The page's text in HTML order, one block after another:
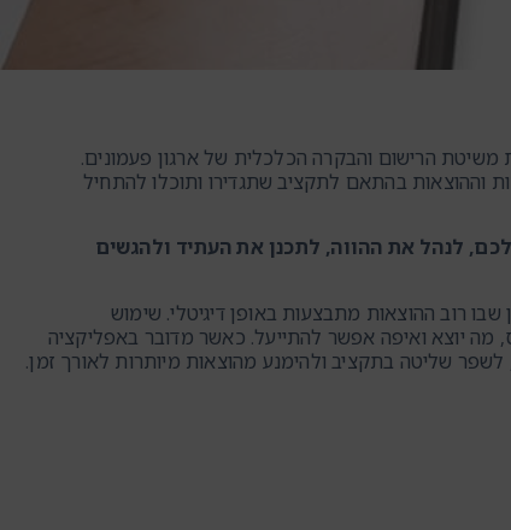
בהתאם לתקציב שתגדירו ותוכלו להתחיל
לנהל את ההווה, לתכנן את העתיד ולהגשים
רוב ההוצאות מתבצעות באופן דיגיטלי. שימוש
יוצא ואיפה אפשר להתייעל. כאשר מדובר באפליקציה
שליטה בתקציב ולהימנע מהוצאות מיותרות לאורך זמן.